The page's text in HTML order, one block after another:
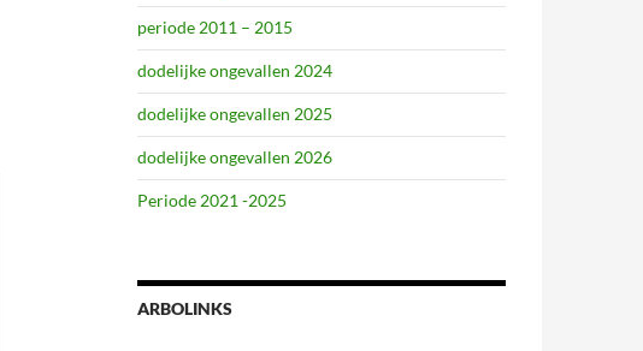
periode 2011 – 2015
dodelijke ongevallen 2024
dodelijke ongevallen 2025
dodelijke ongevallen 2026
Periode 2021 -2025
ARBOLINKS